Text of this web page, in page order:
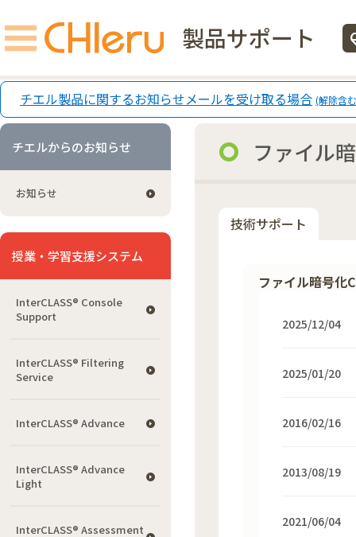
製品サポート
チエル製品に関するお知らせメールを受け取る場合 (解除含
チエルからのお知らせ
お知らせ
授業・学習支援システム
InterCLASS®︎ Console
Support
InterCLASS®︎ Filtering
Service
InterCLASS® Advance
InterCLASS® Advance
Light
InterCLASS®︎ Assessment
ファイル
技術サポート
ファイル暗号化
2025/12/04
2025/01/20
2016/02/16
2013/08/19
2021/06/04